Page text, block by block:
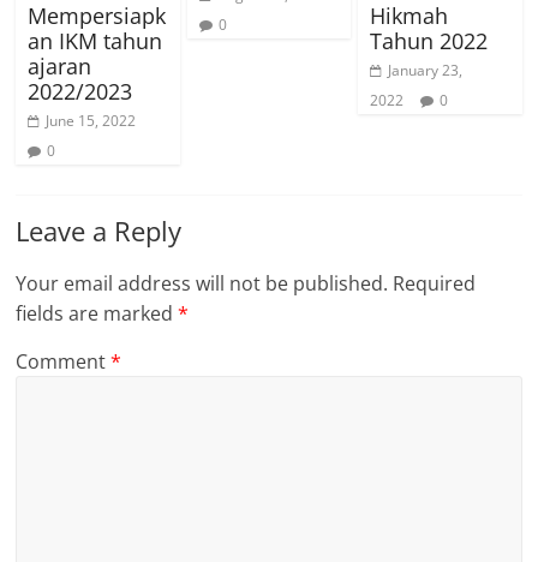
Mempersiapk
an IKM tahun
ajaran
2022/2023
June 15, 2022
0
0
Hikmah
Tahun 2022
January 23,
2022
0
Leave a Reply
Your email address will not be published. Required
fields are marked*
Comment*